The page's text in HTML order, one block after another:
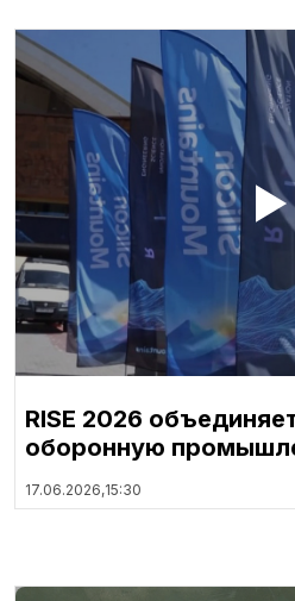
RISE 2026
оборонную
17.06.2026,15:30